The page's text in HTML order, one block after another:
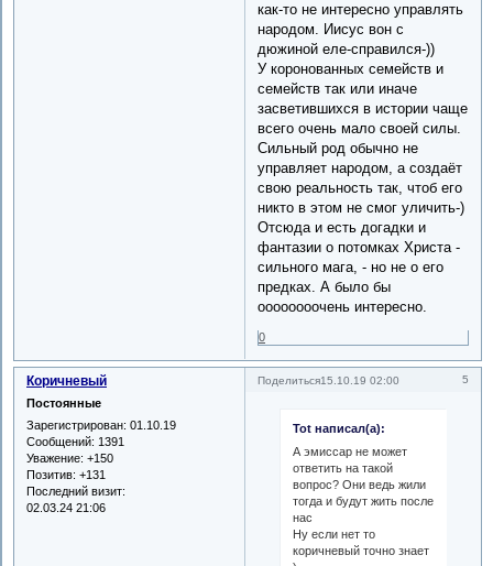
как-то не интересно управлять
народом. Иисус вон с
дюжиной еле-справился-))
У коронованных семейств и
семейств так или иначе
засветившихся в истории чаще
всего очень мало своей силы.
Сильный род обычно не
управляет народом, а создаёт
свою реальность так, чтоб его
никто в этом не смог уличить-)
Отсюда и есть догадки и
фантазии о потомках Христа -
сильного мага, - но не о его
предках. А было бы
оооооооочень интересно.
0
Поделиться 5
15.10.19 02:00
Коричневый
Постоянные
Зарегистрирован: 01.10.19
Сообщений: 1391
Уважение: +150
Позитив: +131
Последний визит:
02.03.24 21:06
Tot написал(а):
А эмиссар не может
ответить на такой
вопрос? Они ведь жили
тогда и будут жить после
нас
Ну если нет то
коричневый точно знает